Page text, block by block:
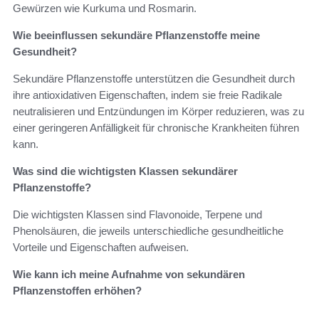
Gewürzen wie Kurkuma und Rosmarin.
Wie beeinflussen sekundäre Pflanzenstoffe meine
Gesundheit?
Sekundäre Pflanzenstoffe unterstützen die Gesundheit durch
ihre antioxidativen Eigenschaften, indem sie freie Radikale
neutralisieren und Entzündungen im Körper reduzieren, was zu
einer geringeren Anfälligkeit für chronische Krankheiten führen
kann.
Was sind die wichtigsten Klassen sekundärer
Pflanzenstoffe?
Die wichtigsten Klassen sind Flavonoide, Terpene und
Phenolsäuren, die jeweils unterschiedliche gesundheitliche
Vorteile und Eigenschaften aufweisen.
Wie kann ich meine Aufnahme von sekundären
Pflanzenstoffen erhöhen?